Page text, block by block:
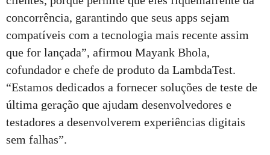
concorrência, garantindo que seus apps sejam
compatíveis com a tecnologia mais recente assim
que for lançada”, afirmou Mayank Bhola,
cofundador e chefe de produto da LambdaTest.
“Estamos dedicados a fornecer soluções de teste de
última geração que ajudam desenvolvedores e
testadores a desenvolverem experiências digitais
sem falhas”.